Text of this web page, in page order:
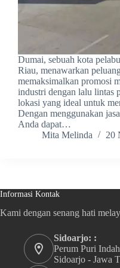
Dumai, sebuah kota
Riau, menawarkan
memaksimalkan promosi
industri dengan lalu lintas
lokasi yang ideal untuk
Dengan menggunakan
Anda dapat…
Mita Melinda
20
Informasi Kontak
Kami dengan senang hati
Sidoarjo: :
Perum Puri
Sidoarjo - Jawa